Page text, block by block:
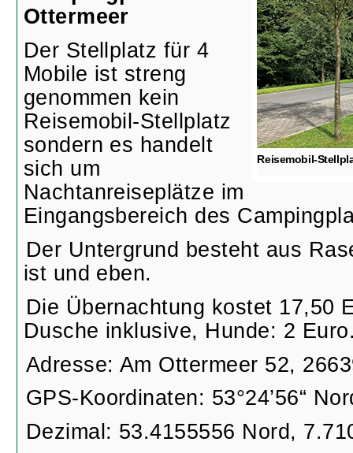
Reisemobil-
Ottermeer
Der Stellplatz für 4
Mobile ist streng
genommen kein
Reisemobil-Stellplatz
sondern es handelt
sich um
Nachtanreiseplätze im
Eingangsbereich des
Der Untergrund besteht aus
ist und eben.
Die Übernachtung kostet 17,50
Dusche inklusive, Hunde: 2
Adresse: Am Ottermeer 52,
GPS-Koordinaten: 53°24’56“
Dezimal: 53.4155556 Nord,